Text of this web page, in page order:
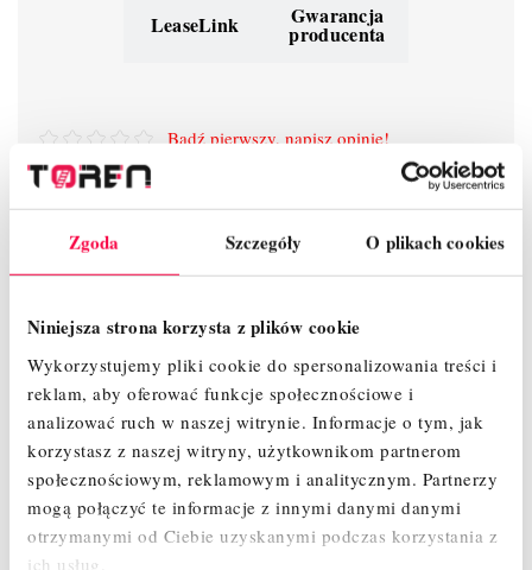
Zgoda Szczegóły O plikach cookies
Niniejsza strona korzysta z plików cookie
Wykorzystujemy pliki cookie do spersonalizowania treści i
reklam, aby oferować funkcje społecznościowe i
analizować ruch w naszej witrynie. Informacje o tym, jak
korzystasz z naszej witryny, użytkownikom partnerom
społecznościowym, reklamowym i analitycznym. Partnerzy
mogą połączyć te informacje z innymi danymi danymi
otrzymanymi od Ciebie uzyskanymi podczas korzystania z
ich usług.
LeaseLink Gwarancja
producenta
Bądź pierwszy, napisz opinię!
SZCZEGÓŁY PRODUKTU
OPINIE